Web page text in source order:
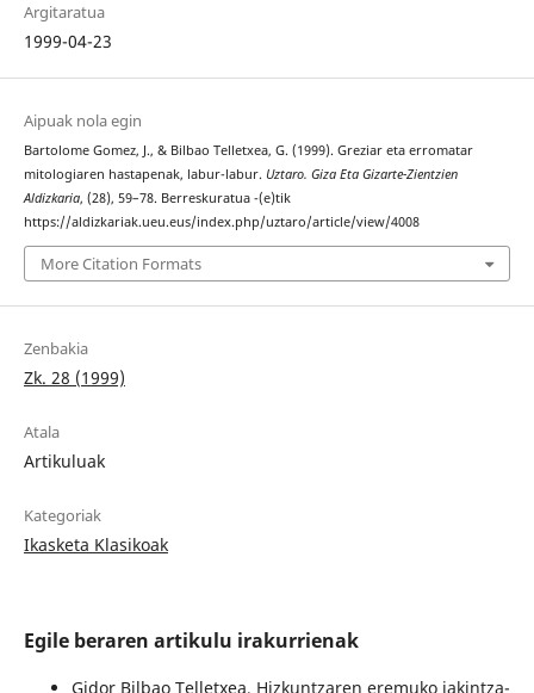
Argitaratua
1999-04-23
Aipuak nola egin
Bartolome Gomez, J., & Bilbao Telletxea, G. (1999). Greziar eta erromatar
mitologiaren hastapenak, labur-labur. Uztaro. Giza Eta Gizarte-Zientzien
Aldizkaria, (28), 59–78. Berreskuratua -(e)tik
https://aldizkariak.ueu.eus/index.php/uztaro/article/view/4008
More Citation Formats
Zenbakia
Zk. 28 (1999)
Atala
Artikuluak
Kategoriak
Ikasketa Klasikoak
Egile beraren artikulu irakurrienak
Gidor Bilbao Telletxea, Hizkuntzaren eremuko jakintza-